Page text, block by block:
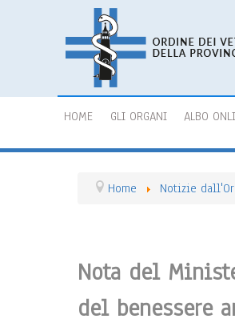
HOME GLI ORGANI ALBO
Home Notizie
Nota del
del benessere